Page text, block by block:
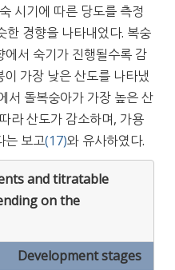
시기에 따른 당도를 측정
한 경향을 나타내었다. 복숭
서 숙기가 진행될수록 감
가장 낮은 산도를 나타냈
서 돌복숭아가 가장 높은 산
라 산도가 감소하며, 가용
는 보고(17)와 유사하였다.
and titratable
on the
Development stages